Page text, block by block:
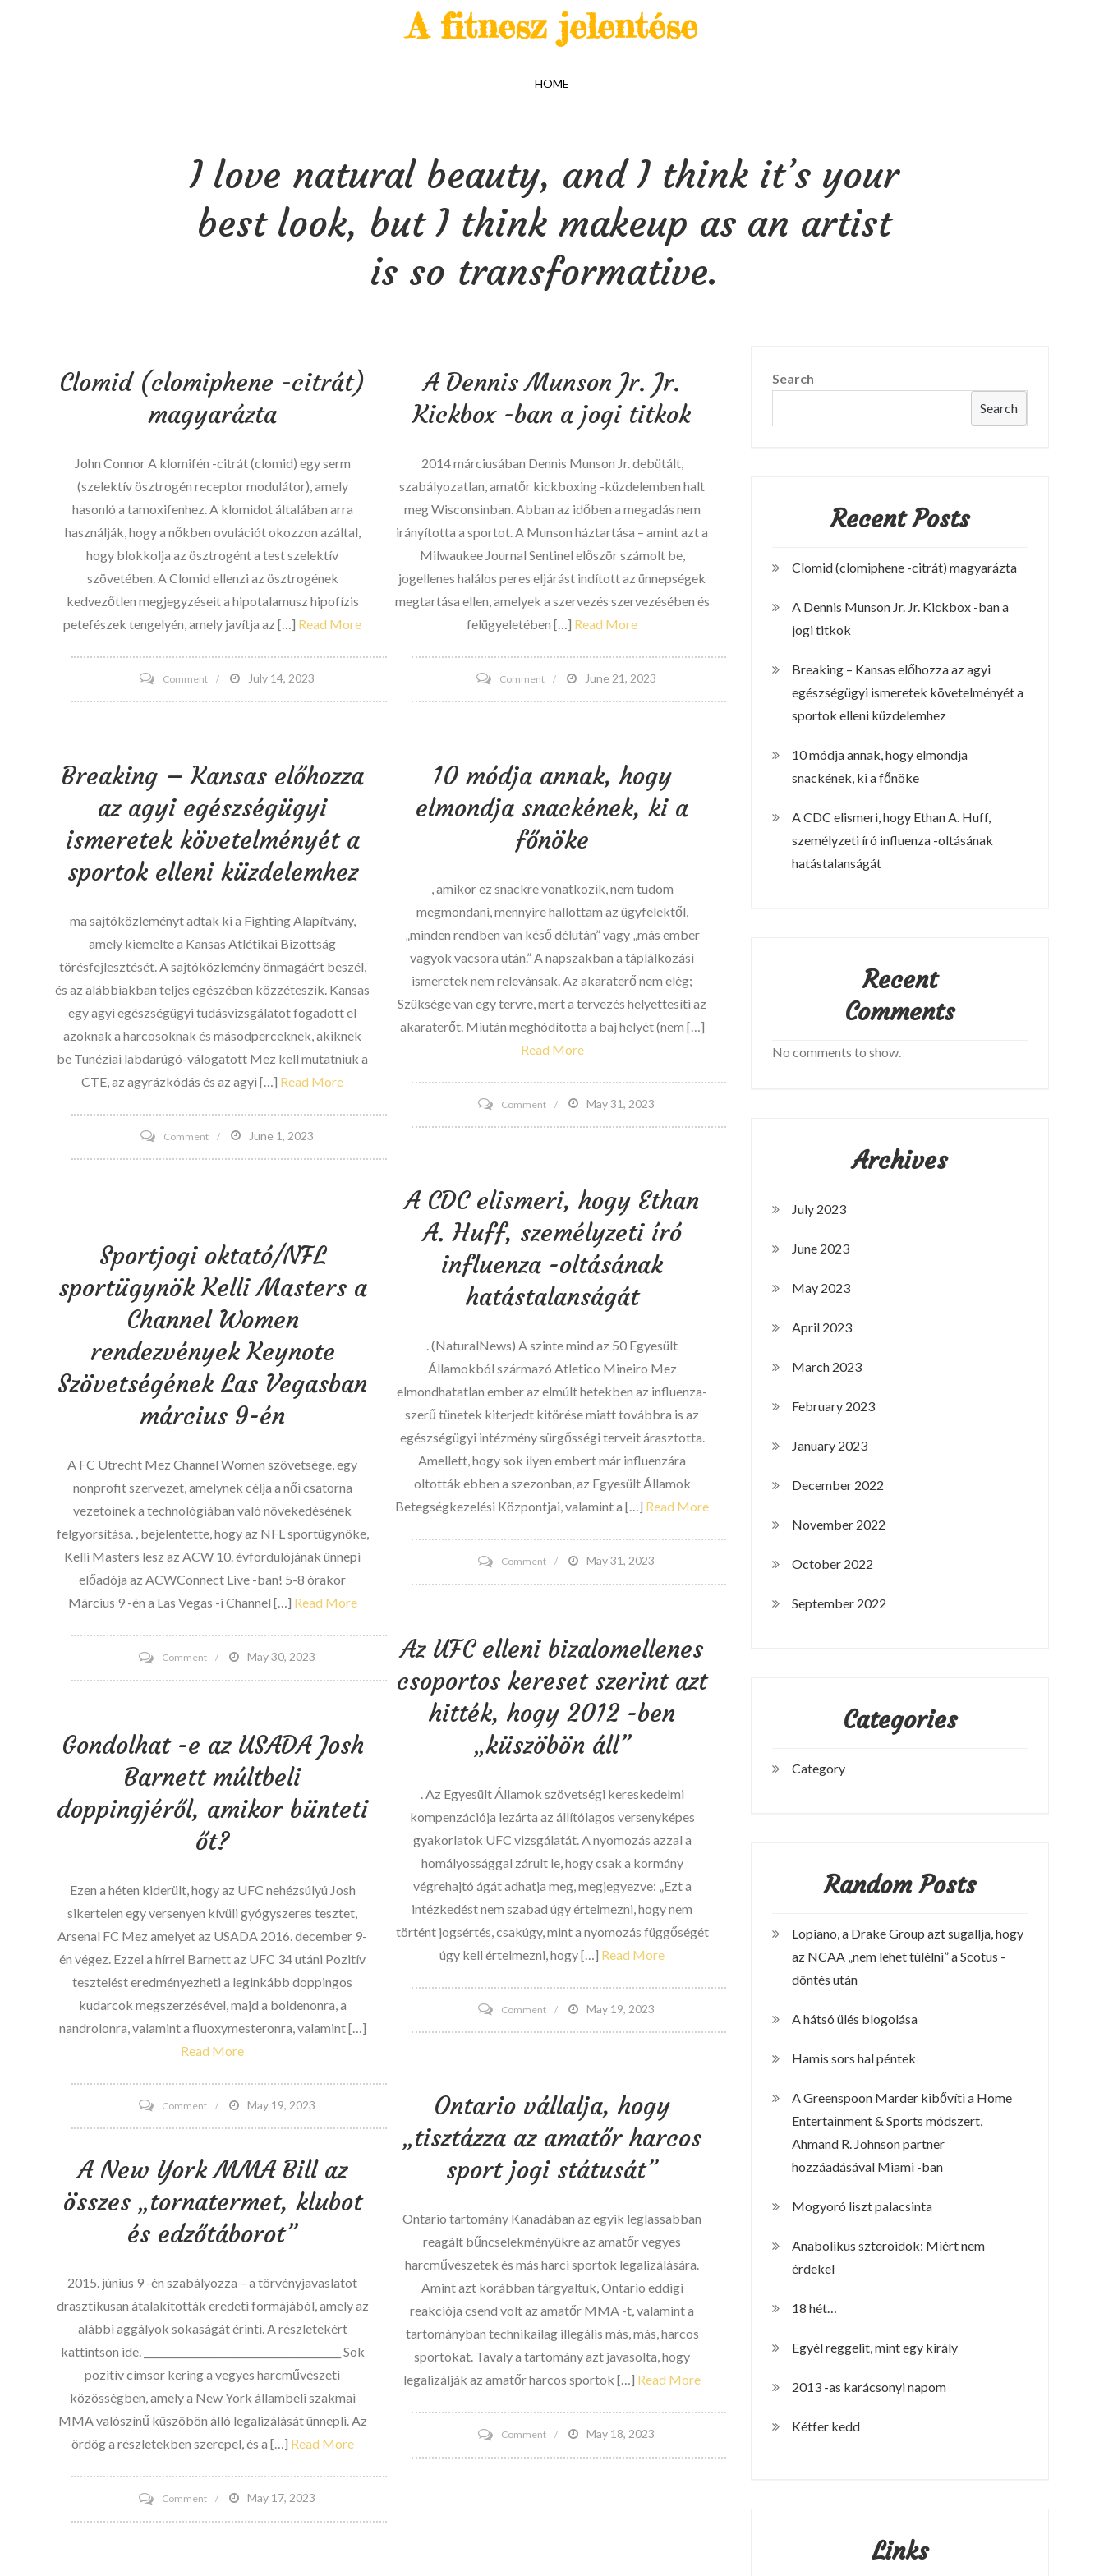
A fitnesz jelentése
HOME
I love natural beauty, and I think it’s your
best look, but I think makeup as an artist
is so transformative.
Clomid (clomiphene -citrát)
magyarázta
John Connor A klomifén -citrát (clomid) egy serm
(szelektív ösztrogén receptor modulátor), amely
hasonló a tamoxifenhez. A klomidot általában arra
használják, hogy a nőkben ovulációt okozzon azáltal,
hogy blokkolja az ösztrogént a test szelektív
szövetében. A Clomid ellenzi az ösztrogének
kedvezőtlen megjegyzéseit a hipotalamusz hipofízis
petefészek tengelyén, amely javítja az […] Read More
Commenton
Clomid
citrát)
July 14, 2023
A Dennis Munson Jr. Jr.
Kickbox -ban a jogi titkok
2014 márciusában Dennis Munson Jr. debütált,
szabályozatlan, amatőr kickboxing -küzdelemben halt
meg Wisconsinban. Abban az időben a megadás nem
irányította a sportot. A Munson háztartása – amint azt a
Milwaukee Journal Sentinel először számolt be,
jogellenes halálos peres eljárást indított az ünnepségek
megtartása ellen, amelyek a szervezés szervezésében és
felügyeletében […] Read More
Commenton
A
Kickbox
-
jogi
titkok
June 21, 2023
Breaking – Kansas előhozza
az agyi egészségügyi
ismeretek követelményét a
sportok elleni küzdelemhez
ma sajtóközleményt adtak ki a Fighting Alapítvány,
amely kiemelte a Kansas Atlétikai Bizottság
törésfejlesztését. A sajtóközlemény önmagáért beszél,
és az alábbiakban teljes egészében közzéteszik. Kansas
egy agyi egészségügyi tudásvizsgálatot fogadott el
azoknak a harcosoknak és másodperceknek, akiknek
be Tunéziai labdarúgó-válogatott Mez kell mutatniuk a
CTE, az agyrázkódás és az agyi […] Read More
Commenton
Breaking
egészségügyi
ismeretek
követelményét
a
sportok
elleni
June 1, 2023
10 módja annak, hogy
elmondja snackének, ki a
főnöke
, amikor ez snackre vonatkozik, nem tudom
megmondani, mennyire hallottam az ügyfelektől,
„minden rendben van késő délután” vagy „más ember
vagyok vacsora után.” A napszakban a táplálkozási
ismeretek nem relevánsak. Az akaraterő nem elég;
Szüksége van egy tervre, mert a tervezés helyettesíti az
akaraterőt. Miután meghódította a baj helyét (nem […]
Read More
Commenton
10
hogy
elmondja
snackének,
ki
főnöke
May 31, 2023
A CDC elismeri, hogy Ethan
A. Huff, személyzeti író
influenza -oltásának
hatástalanságát
. (NaturalNews) A szinte mind az 50 Egyesült
Államokból származó Atletico Mineiro Mez
elmondhatatlan ember az elmúlt hetekben az influenza-
szerű tünetek kiterjedt kitörése miatt továbbra is az
egészségügyi intézmény sürgősségi terveit árasztotta.
Amellett, hogy sok ilyen embert már influenzára
oltották ebben a szezonban, az Egyesült Államok
Betegségkezelési Központjai, valamint a […] Read More
Commenton
A
hogy
Huff,
személyzeti
influenza
oltásának
hatástalanságát
May 31, 2023
Sportjogi oktató/NFL
sportügynök Kelli Masters a
Channel Women
rendezvények Keynote
Szövetségének Las Vegasban
március 9-én
A FC Utrecht Mez Channel Women szövetsége, egy
nonprofit szervezet, amelynek célja a női csatorna
vezetõinek a technológiában való növekedésének
felgyorsítása. , bejelentette, hogy az NFL sportügynöke,
Kelli Masters lesz az ACW 10. évfordulójának ünnepi
előadója az ACWConnect Live -ban! 5-8 órakor
Március 9 -én a Las Vegas -i Channel […] Read More
Commenton
Sportjogi
Kelli
Masters
Channel
Women
Keynote
Szövetségének
Las
Vegasban
március
9-
May 30, 2023
Az UFC elleni bizalomellenes
csoportos kereset szerint azt
hitték, hogy 2012 -ben
„küszöbön áll”
. Az Egyesült Államok szövetségi kereskedelmi
kompenzációja lezárta az állítólagos versenyképes
gyakorlatok UFC vizsgálatát. A nyomozás azzal a
homályossággal zárult le, hogy csak a kormány
végrehajtó ágát adhatja meg, megjegyezve: „Ezt a
intézkedést nem szabad úgy értelmezni, hogy nem
történt jogsértés, csakúgy, mint a nyomozás függőségét
úgy kell értelmezni, hogy […] Read More
Commenton
Az
bizalomellenes
csoportos
kereset
szerint
hitték,
hogy
2012
-
„küszöbön
May 19, 2023
Gondolhat -e az USADA Josh
Barnett múltbeli
doppingjéről, amikor bünteti
őt?
Ezen a héten kiderült, hogy az UFC nehézsúlyú Josh
sikertelen egy versenyen kívüli gyógyszeres tesztet,
Arsenal FC Mez amelyet az USADA 2016. december 9-
én végez. Ezzel a hírrel Barnett az UFC 34 utáni Pozitív
tesztelést eredményezheti a leginkább doppingos
kudarcok megszerzésével, majd a boldenonra, a
nandrolonra, valamint a fluoxymesteronra, valamint […]
Read More
Commenton
Gondolhat
e
az
Josh
múltbeli
doppingjéről,
amikor
bünteti
őt?
May 19, 2023
Ontario vállalja, hogy
„tisztázza az amatőr harcos
sport jogi státusát”
Ontario tartomány Kanadában az egyik leglassabban
reagált bűncselekményükre az amatőr vegyes
harcművészetek és más harci sportok legalizálására.
Amint azt korábban tárgyaltuk, Ontario eddigi
reakciója csend volt az amatőr MMA -t, valamint a
tartományban technikailag illegális más, más, harcos
sportokat. Tavaly a tartomány azt javasolta, hogy
legalizálják az amatőr harcos sportok […] Read More
Commenton
Ontario
May 18, 2023
A New York MMA Bill az
összes „tornatermet, klubot
és edzőtáborot”
2015. június 9 -én szabályozza – a törvényjavaslatot
drasztikusan átalakították eredeti formájából, amely az
alábbi aggályok sokaságát érinti. A részletekért
kattintson ide. ________________________________________ Sok
pozitív címsor kering a vegyes harcművészeti
közösségben, amely a New York állambeli szakmai
MMA valószínű küszöbön álló legalizálását ünnepli. Az
ördög a részletekben szerepel, és a […] Read More
Commenton
A
May 17, 2023
Search
Search
Recent Posts
Clomid (clomiphene -citrát) magyarázta
A Dennis Munson Jr. Jr. Kickbox -ban a
jogi titkok
Breaking – Kansas előhozza az agyi
egészségügyi ismeretek követelményét a
sportok elleni küzdelemhez
10 módja annak, hogy elmondja
snackének, ki a főnöke
A CDC elismeri, hogy Ethan A. Huff,
személyzeti író influenza -oltásának
hatástalanságát
Recent
Comments
No comments to show.
Archives
July 2023
June 2023
May 2023
April 2023
March 2023
February 2023
January 2023
December 2022
November 2022
October 2022
September 2022
Categories
Category
Random Posts
Lopiano, a Drake Group azt sugallja, hogy
az NCAA „nem lehet túlélni” a Scotus -
döntés után
A hátsó ülés blogolása
Hamis sors hal péntek
A Greenspoon Marder kibővíti a Home
Entertainment & Sports módszert,
Ahmand R. Johnson partner
hozzáadásával Miami -ban
Mogyoró liszt palacsinta
Anabolikus szteroidok: Miért nem
érdekel
18 hét…
Egyél reggelit, mint egy király
2013 -as karácsonyi napom
Kétfer kedd
Links